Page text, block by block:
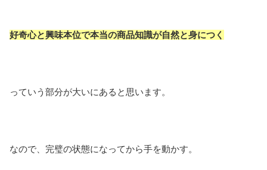
好奇心と興味本位で本当の商品知識が自然と身につく
っていう部分が大いにあると思います。
なので、完璧の状態になってから手を動かす。